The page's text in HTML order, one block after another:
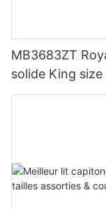
MB3683ZT
solide King